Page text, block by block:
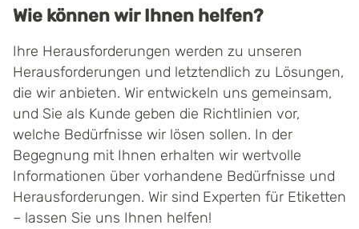
Wie können wir Ihnen helfen?
Ihre Herausforderungen werden zu unseren
Herausforderungen und letztendlich zu Lösungen,
die wir anbieten. Wir entwickeln uns gemeinsam,
und Sie als Kunde geben die Richtlinien vor,
welche Bedürfnisse wir lösen sollen. In der
Begegnung mit Ihnen erhalten wir wertvolle
Informationen über vorhandene Bedürfnisse und
Herausforderungen. Wir sind Experten für Etiketten
– lassen Sie uns Ihnen helfen!